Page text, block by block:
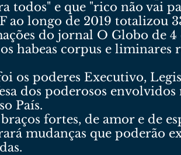
todos" e que "rico não vai
ao longo de 2019 totalizou
do jornal O Globo de 4
habeas corpus e liminares
os poderes Executivo,
dos poderosos
País.
fortes, de amor e de
mudanças que poderão